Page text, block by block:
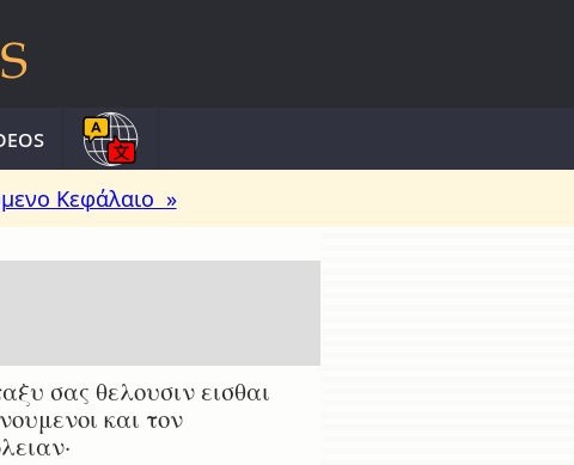
Κεφάλαιο »
σας θελουσιν εισθαι
και τον